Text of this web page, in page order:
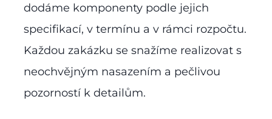
dodáme komponenty podle jejich
specifikací, v termínu a v rámci rozpočtu.
Každou zakázku se snažíme realizovat s
neochvějným nasazením a pečlivou
pozorností k detailům.